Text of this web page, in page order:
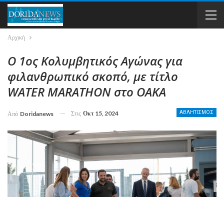
Αρχική
Ο 1ος Κολυμβητικός Αγώνας για
φιλανθρωπικό σκοπό, με τίτλο
WATER MARATHON στο ΟΑΚΑ
ΑΘΛΗΤΙΣΜΟΣ
Από Doridanews Στις Οκτ 15, 2024